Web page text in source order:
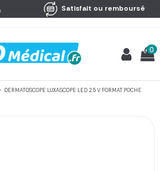
Satisfait ou remboursé
0
DERMATOSCOPE LUXASCOPE LED 2.5 V FORMAT POCHE